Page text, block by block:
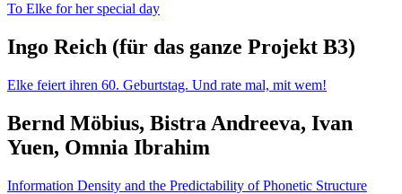
To Elke for her special day
Ingo Reich (für das ganze Projekt B3)
Elke feiert ihren 60. Geburtstag. Und rate mal, mit wem!
Bernd Möbius, Bistra Andreeva, Ivan
Yuen, Omnia Ibrahim
Information Density and the Predictability of Phonetic Structure